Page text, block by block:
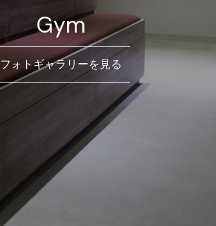
Gym
フォトギャラリーを見る